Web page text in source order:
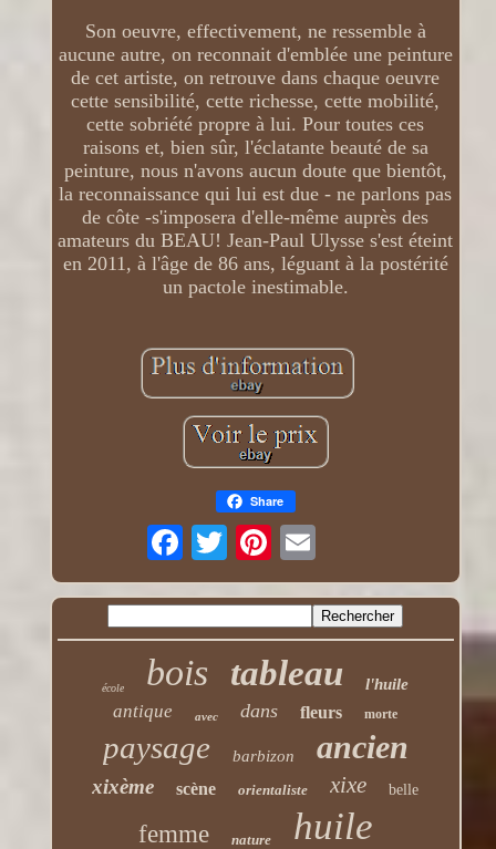
Son oeuvre, effectivement, ne ressemble à
aucune autre, on reconnait d'emblée une peinture
de cet artiste, on retrouve dans chaque oeuvre
cette sensibilité, cette richesse, cette mobilité,
cette sobriété propre à lui. Pour toutes ces
raisons et, bien sûr, l'éclatante beauté de sa
peinture, nous n'avons aucun doute que bientôt,
la reconnaissance qui lui est due - ne parlons pas
de côte -s'imposera d'elle-même auprès des
amateurs du BEAU! Jean-Paul Ulysse s'est éteint
en 2011, à l'âge de 86 ans, léguant à la postérité
un pactole inestimable.
Share
école bois tableau l'huile
antique avec dans fleurs morte
paysage barbizon ancien
xixème scène orientaliste xixe belle
femme nature huile